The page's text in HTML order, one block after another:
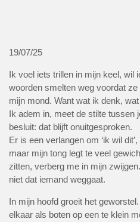
19/07/25
Ik voel iets trillen in mijn keel, wil
woorden smelten weg voordat
mijn mond. Want wat ik denk,
Ik adem in, meet de stilte tussen
besluit: dat blijft onuitgesproken.
Er is een verlangen om ‘ik wil
maar mijn tong legt te veel
zitten, verberg me in mijn
niet dat iemand weggaat.
In mijn hoofd groeit het
elkaar als boten op een te klein